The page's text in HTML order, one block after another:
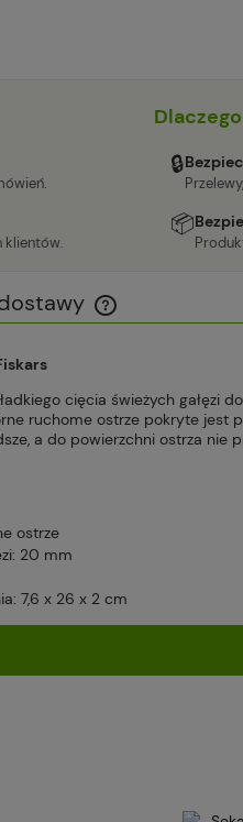
🔒
klientów.
📦
cięcia świeżych
ruchome ostrze pokryte jest
a do powierzchni ostrza
ostrze
20 mm
7,6 x 26 x 2 cm